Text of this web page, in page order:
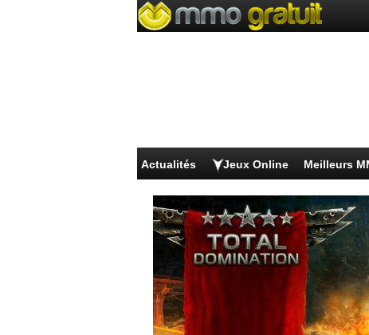
Actualités Jeux Online Meilleurs